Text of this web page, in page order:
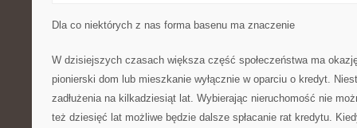
Dla co niektórych z nas forma basenu ma znaczenie
W dzisiejszych czasach większa część społeczeństwa ma
pionierski dom lub mieszkanie wyłącznie w oparciu o kredyt.
zadłużenia na kilkadziesiąt lat. Wybierając nieruchomość nie
też dziesięć lat możliwe będzie dalsze spłacanie rat kredytu.